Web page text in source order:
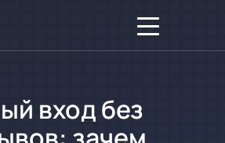
вход без